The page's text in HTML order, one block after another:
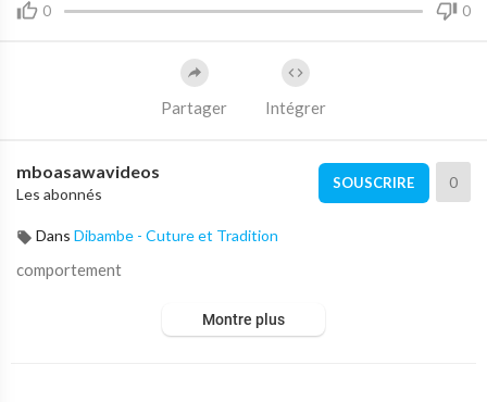
0 0
Partager Intégrer
mboasawavideos
Les abonnés
SOUSCRIRE 0
Dans Dibambe - Cuture et Tradition
comportement
Montre plus